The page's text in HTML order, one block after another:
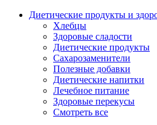
Диетические продукты и
Хлебцы
Здоровые сладости
Диетические продукты
Сахарозаменители
Полезные добавки
Диетические напитки
Лечебное питание
Здоровые перекусы
Смотреть все